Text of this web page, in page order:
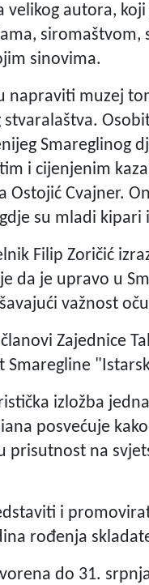
velikog autora,
sinovima.
napraviti muzej
stvaralaštva.
Smareglinog
i cijenjenim
Ostojić Cvajner.
su mladi
Filip Zoričić
da je upravo u
važnost
Zajednice
Smaregline
izložba
posvećuje
prisutnost na
i
rođenja
do 31.